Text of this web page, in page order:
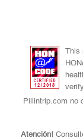
This
Pillintrip.com no
Atención!